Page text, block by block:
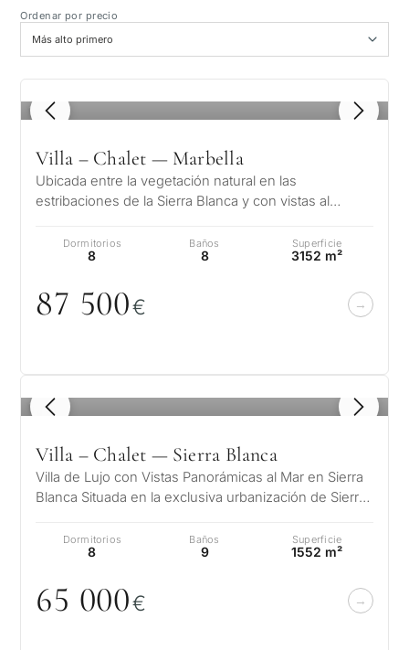
Vista panorámica
Vista al campo de golf
Con ascensor
Primera línea de golf
Exclusivas
Más parámetros
Ordenar por precio
1 / 8
Villa – Chalet — Marbella
Ubicada entre la vegetación natural en las
estribaciones de la Sierra Blanca y con vistas al
Dormitorios
8
Baños
8
Superficie
3152 m²
87 500€
1 / 8
Villa – Chalet — Sierra Blanca
Villa de Lujo con Vistas Panorámicas al Mar en Sierra
Blanca Situada en la exclusiva urbanización de Sierra
Dormitorios
8
Baños
9
Superficie
1552 m²
65 000€